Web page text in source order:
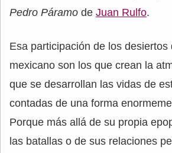
Pedro Páramo de Juan Rulfo.
Esa participación de los desiertos
mexicano son los que crean la
que se desarrollan las vidas de
contadas de una forma
Porque más allá de su propia
las batallas o de sus relaciones